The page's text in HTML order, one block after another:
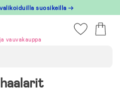
suosikeilla →
vauvakauppa